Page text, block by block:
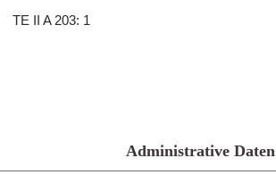
TE II A 203: 1
Administrative Daten